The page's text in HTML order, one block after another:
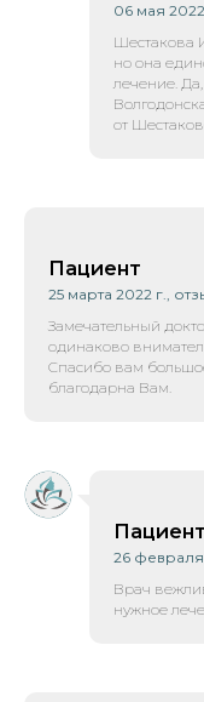
06 мая
Шестакова
но она
лечение.
от
Пациент
25 марта 2022 г.,
Замечательный
одинаково
Спасибо вам
благодарна Вам.
Пациент
26 февраля
Врач
нужное